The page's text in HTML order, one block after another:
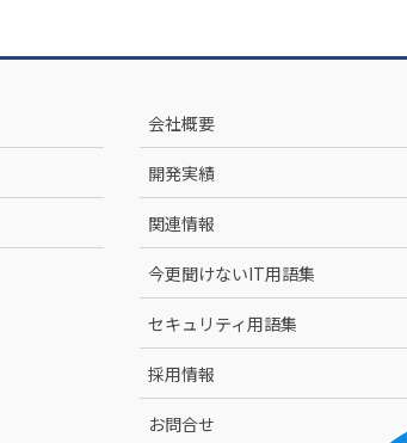
会社概要
開発実績
関連情報
今更聞けないIT用語集
セキュリティ用語集
採用情報
お問合せ